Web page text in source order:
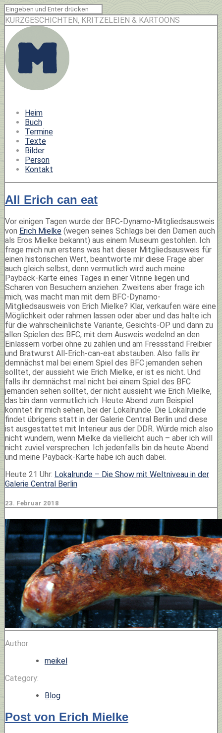
KURZGESCHICHTEN, KRITZELEIEN & KARTOONS
Heim
Buch
Termine
Texte
Bilder
Person
Kontakt
All Erich can eat
Vor einigen Tagen wurde der BFC-Dynamo-Mitgliedsausweis
von Erich Mielke (wegen seines Schlags bei den Damen auch
als Eros Mielke bekannt) aus einem Museum gestohlen. Ich
frage mich nun erstens was hat dieser Mitgliedsausweis für
einen historischen Wert, beantworte mir diese Frage aber
auch gleich selbst, denn vermutlich wird auch meine
Payback-Karte eines Tages in einer Vitrine liegen und
Scharen von Besuchern anziehen. Zweitens aber frage ich
mich, was macht man mit dem BFC-Dynamo-
Mitgliedsausweis von Erich Mielke? Klar, verkaufen wäre eine
Möglichkeit oder rahmen lassen oder aber und das halte ich
für die wahrscheinlichste Variante, Gesichts-OP und dann zu
allen Spielen des BFC, mit dem Ausweis wedelnd an den
Einlassern vorbei ohne zu zahlen und am Fressstand Freibier
und Bratwurst All-Erich-can-eat abstauben. Also falls ihr
demnächst mal bei einem Spiel des BFC jemanden sehen
solltet, der aussieht wie Erich Mielke, er ist es nicht. Und
falls ihr demnächst mal nicht bei einem Spiel des BFC
jemanden sehen solltet, der nicht aussieht wie Erich Mielke,
das bin dann vermutlich ich. Heute Abend zum Beispiel
könntet ihr mich sehen, bei der Lokalrunde. Die Lokalrunde
findet übrigens statt in der Galerie Central Berlin und diese
ist ausgestattet mit Interieur aus der DDR. Würde mich also
nicht wundern, wenn Mielke da vielleicht auch – aber ich will
nicht zuviel versprechen. Ich jedenfalls bin da heute Abend
und meine Payback-Karte habe ich auch dabei.
Heute 21 Uhr: Lokalrunde – Die Show mit Weltniveau in der
Galerie Central Berlin
23. Februar 2018
Author:
meikel
Category:
Blog
Post von Erich Mielke